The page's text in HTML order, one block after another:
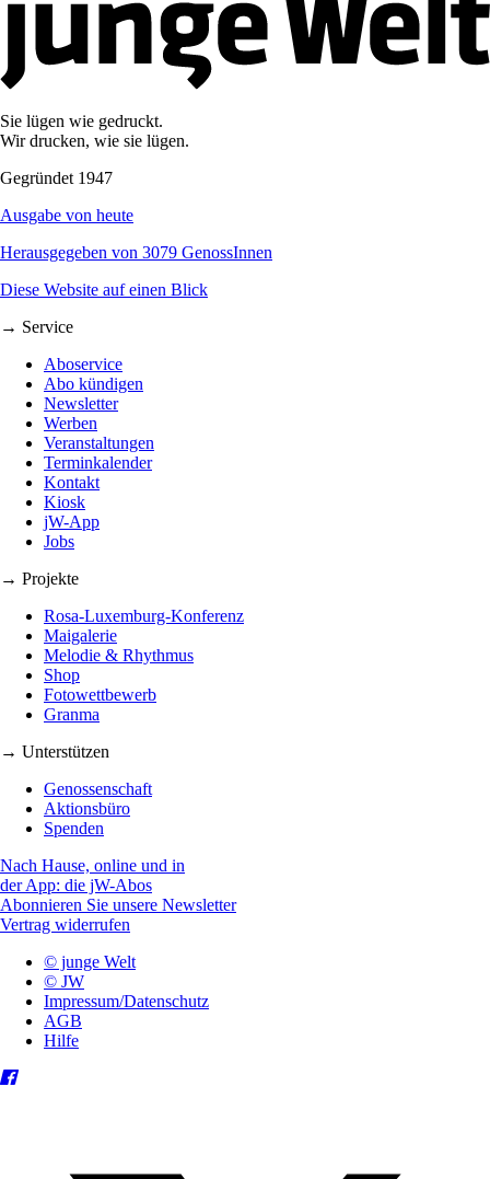
Sie lügen wie gedruckt.
Wir drucken, wie sie lügen.
Gegründet 1947
Ausgabe von heute
Herausgegeben von 3079 GenossInnen
Diese Website auf einen Blick
→ Service
Aboservice
Abo kündigen
Newsletter
Werben
Veranstaltungen
Terminkalender
Kontakt
Kiosk
jW-App
Jobs
→ Projekte
Rosa-Luxemburg-Konferenz
Maigalerie
Melodie & Rhythmus
Shop
Fotowettbewerb
Granma
→ Unterstützen
Genossenschaft
Aktionsbüro
Spenden
Nach Hause, online und in
der App: die jW-Abos
Abonnieren Sie unsere Newsletter
Vertrag widerrufen
© junge Welt
© JW
Impressum/Datenschutz
AGB
Hilfe